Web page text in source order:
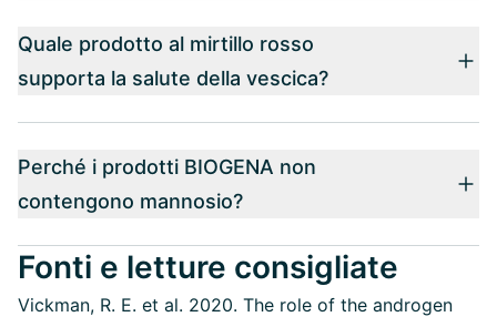
Quale prodotto al mirtillo rosso
supporta la salute della vescica?
Perché i prodotti BIOGENA non
contengono mannosio?
Fonti e letture consigliate
Vickman, R. E. et al. 2020. The role of the androgen